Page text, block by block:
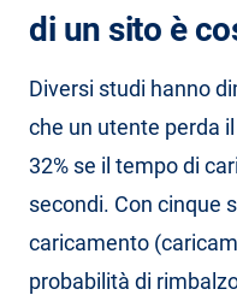
di un sito è
Diversi studi hanno
che un utente perda
32% se il tempo di
secondi. Con cinque
caricamento
probabilità di